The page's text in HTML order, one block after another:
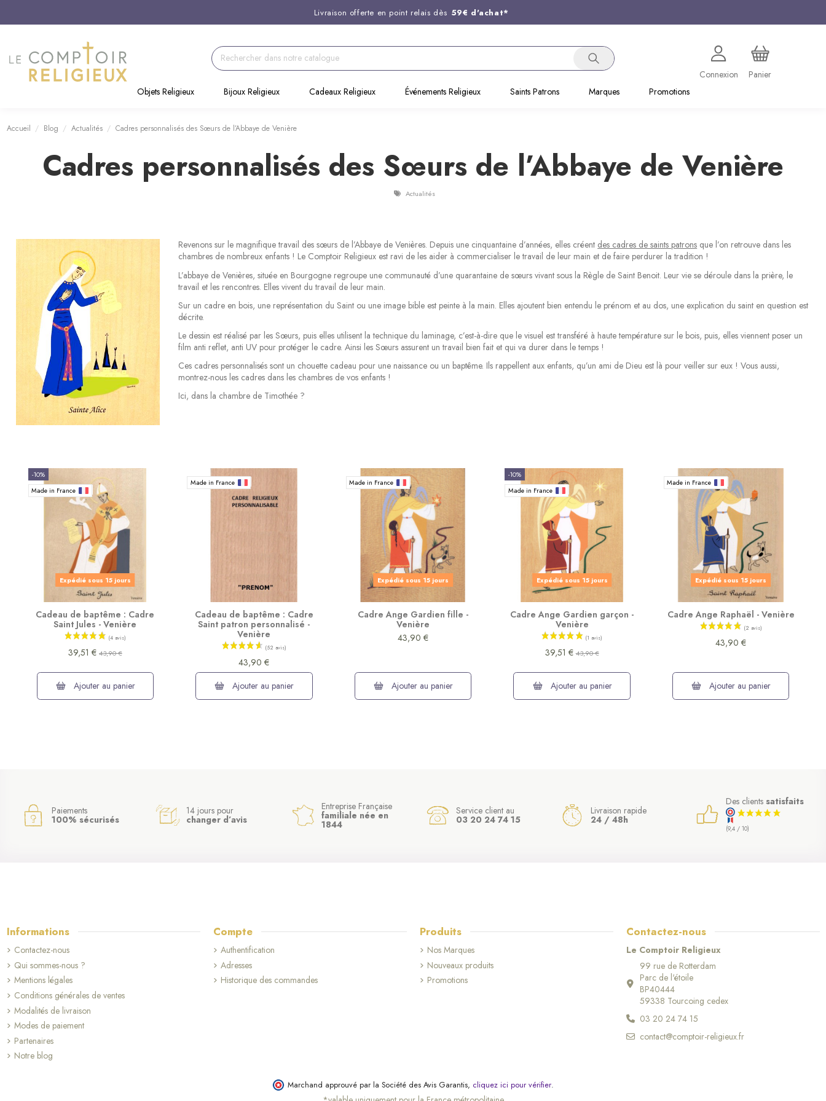
Livraison offerte en point relais dès 59€ d'achat*
Support client disponible au
Commandez avant 14H, expédition le jour même !
Connexion
Panier
Objets Religieux
Bijoux Religieux Cadeaux Religieux Événements Religieux Saints Patrons Marques Promotions
Accueil Blog Actualités Cadres personnalisés des Sœurs de l’Abbaye de Venière
Cadres personnalisés des Sœurs de l’Abbaye de Venière
Actualités
Revenons sur le magnifique travail des sœurs de l’Abbaye de Venières. Depuis une cinquantaine d’années, elles créent des cadres de saints patrons que l’on retrouve dans les
chambres de nombreux enfants ! Le Comptoir Religieux est ravi de les aider à commercialiser le travail de leur main et de faire perdurer la tradition !
L’abbaye de Venières, située en Bourgogne regroupe une communauté d’une quarantaine de sœurs vivant sous la Règle de Saint Benoit. Leur vie se déroule dans la prière, le
travail et les rencontres. Elles vivent du travail de leur main.
Sur un cadre en bois, une représentation du Saint ou une image bible est peinte à la main. Elles ajoutent bien entendu le prénom et au dos, une explication du saint en question est
décrite.
Le dessin est réalisé par les Sœurs, puis elles utilisent la technique du laminage, c’est-à-dire que le visuel est transféré à haute température sur le bois, puis, elles viennent poser un
film anti reflet, anti UV pour protéger le cadre. Ainsi les Sœurs assurent un travail bien fait et qui va durer dans le temps !
Ces cadres personnalisés sont un chouette cadeau pour une naissance ou un baptême. Ils rappellent aux enfants, qu’un ami de Dieu est là pour veiller sur eux ! Vous aussi,
montrez-nous les cadres dans les chambres de vos enfants !
Ici, dans la chambre de Timothée ?
-10%
Made in France
Expédié sous 15 jours
Cadeau de baptême : Cadre
Saint Jules - Venière
39,51 € 43,90 €
Ajouter au panier
Made in France
Cadeau de baptême : Cadre
Saint patron personnalisé -
Venière
43,90 €
Ajouter au panier
Made in France
Expédié sous 15 jours
Cadre Ange Gardien fille -
Venière
43,90 €
Ajouter au panier
-10%
Made in France
Expédié sous 15 jours
Cadre Ange Gardien garçon -
Venière
39,51 €43,90 €
Ajouter au panier
Made in France
Expédié sous 15 jours
Cadre Ange Raphaël - Venière
43,90 €
Ajouter au panier
Paiements
100% sécurisés
14 jours pour
changer d’avis
Entreprise Française
familiale née en
1844
Service client au
03 20 24 74 15
Livraison rapide
24 / 48h
Des clients satisfaits
(9,4 / 10)
Informations
Contactez-nous
Qui sommes-nous ?
Mentions légales
Conditions générales de ventes
Modalités de livraison
Modes de paiement
Partenaires
Notre blog
Compte
Authentification
Adresses
Historique des commandes
Produits
Nos Marques
Nouveaux produits
Promotions
Contactez-nous
Le Comptoir Religieux
99 rue de Rotterdam
Parc de l'étoile
BP40444
59338 Tourcoing cedex
03 20 24 74 15
contact@comptoir-religieux.fr
Marchand approuvé par la Société des Avis Garantis, cliquez ici pour vérifier.